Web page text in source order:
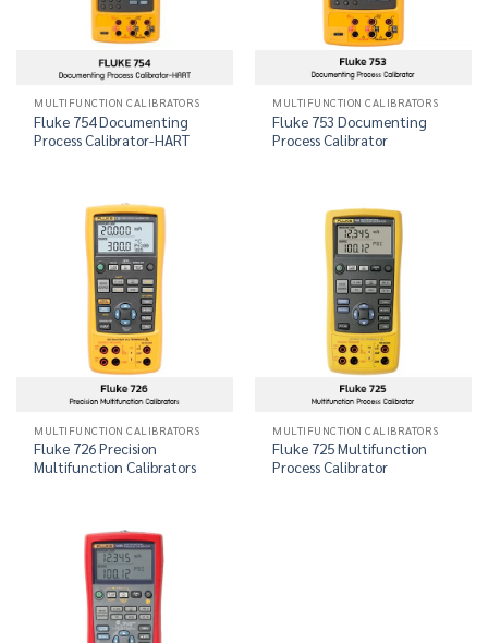
MULTIFUNCTION CALIBRATORS
Fluke 754 Documenting
Process Calibrator-HART
MULTIFUNCTION CALIBRATORS
Fluke 753 Documenting
Process Calibrator
MULTIFUNCTION CALIBRATORS
Fluke 726 Precision
Multifunction Calibrators
MULTIFUNCTION CALIBRATORS
Fluke 725 Multifunction
Process Calibrator